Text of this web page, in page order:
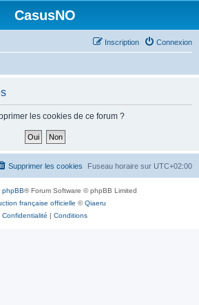
CasusNO
Connexion
Inscription
les cookies de ce forum ?
Fuseau horaire sur UTC+02:00
Supprimer les cookies
phpBB® Forum Software © phpBB Limited
française officielle ©Qiaeru
Confidentialité | Conditions